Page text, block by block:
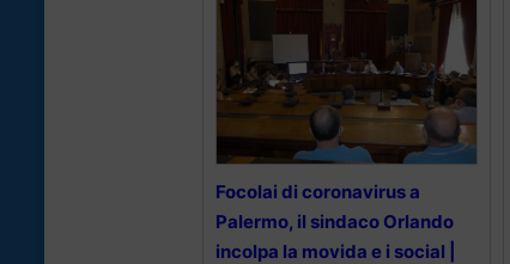
Focolai di coronavirus a
Palermo, il sindaco Orlando
incolpa la movida e i social |